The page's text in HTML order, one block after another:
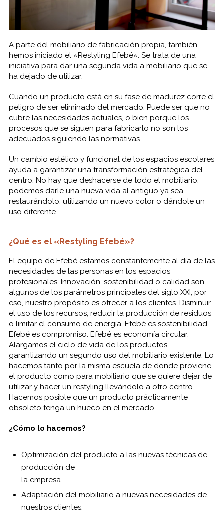
A parte del mobiliario de fabricación propia, también
hemos iniciado el «Restyling Efebé«. Se trata de una
iniciativa para dar una segunda vida a mobiliario que se
ha dejado de utilizar.
Cuando un producto está en su fase de madurez corre el
peligro de ser eliminado del mercado. Puede ser que no
cubre las necesidades actuales, o bien porque los
procesos que se siguen para fabricarlo no son los
adecuados siguiendo las normativas.
Un cambio estético y funcional de los espacios escolares
ayuda a garantizar una transformación estratégica del
centro. No hay que deshacerse de todo el mobiliario,
podemos darle una nueva vida al antiguo ya sea
restaurándolo, utilizando un nuevo color o dándole un
uso diferente.
¿Qué es el «Restyling Efebé»?
El equipo de Efebé estamos constantemente al día de las
necesidades de las personas en los espacios
profesionales. Innovación, sostenibilidad o calidad son
algunos de los parámetros principales del siglo XXI, por
eso, nuestro propósito es ofrecer a los clientes. Disminuir
el uso de los recursos, reducir la producción de residuos
o limitar el consumo de energía. Efebé es sostenibilidad.
Efebé es compromiso. Efebé es economía circular.
Alargamos el ciclo de vida de los productos,
garantizando un segundo uso del mobiliario existente. Lo
hacemos tanto por la misma escuela de donde proviene
el producto como para mobiliario que se quiere dejar de
utilizar y hacer un restyling llevándolo a otro centro.
Hacemos posible que un producto prácticamente
obsoleto tenga un hueco en el mercado.
¿Cómo lo hacemos?
Optimización del producto a las nuevas técnicas de
producción de
la empresa.
Adaptación del mobiliario a nuevas necesidades de
nuestros clientes.